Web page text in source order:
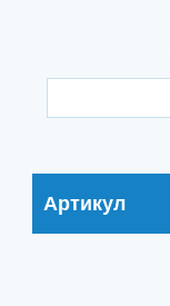
Артикул